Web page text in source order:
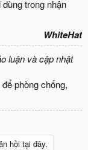
trong nhận
WhiteHat
luận và cập nhật
phòng chống,
hồi tại đây.